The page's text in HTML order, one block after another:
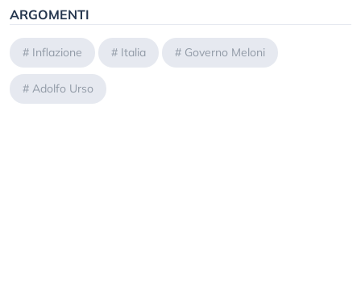
ARGOMENTI
# Inflazione # Italia # Governo Meloni
# Adolfo Urso